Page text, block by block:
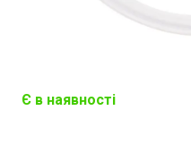
Є в наявності